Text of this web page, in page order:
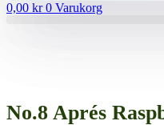
0,00 kr 0 Varukorg
No.8 Aprés